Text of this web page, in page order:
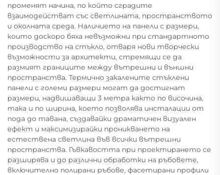
променят начина, по който сградите
взаимодействат със светлината, пространството
и околната среда. Наличието на панели с размери,
които доскоро бяха невъзможни при стандартното
производство на стъкло, отваря нови творчески
възможности за архитекти, стремящи се да
размият границите между вътрешни и външни
пространства. Термично закалените стъклени
панели с големи размери могат да достигнат
размери, надвишаващи 3 метра както по височина,
така и по ширина, което позволява инсталации от
пода до тавана, създавайки драматичен визуален
ефект и максимизирайки проникването на
естествена светлина във всички вътрешни
пространства. Гъвкавостта при проектирането се
разширява и до различни обработки на ръбовете,
включително полирани ръбове, фасетирани профили